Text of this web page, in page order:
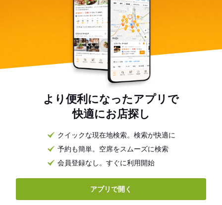
より便利になったアプリで
快適にお店探し
クイックな現在地検索。検索が快適に
予約も簡単。空席をスムーズに検索
会員登録なし。すぐに利用開始
アプリで開く